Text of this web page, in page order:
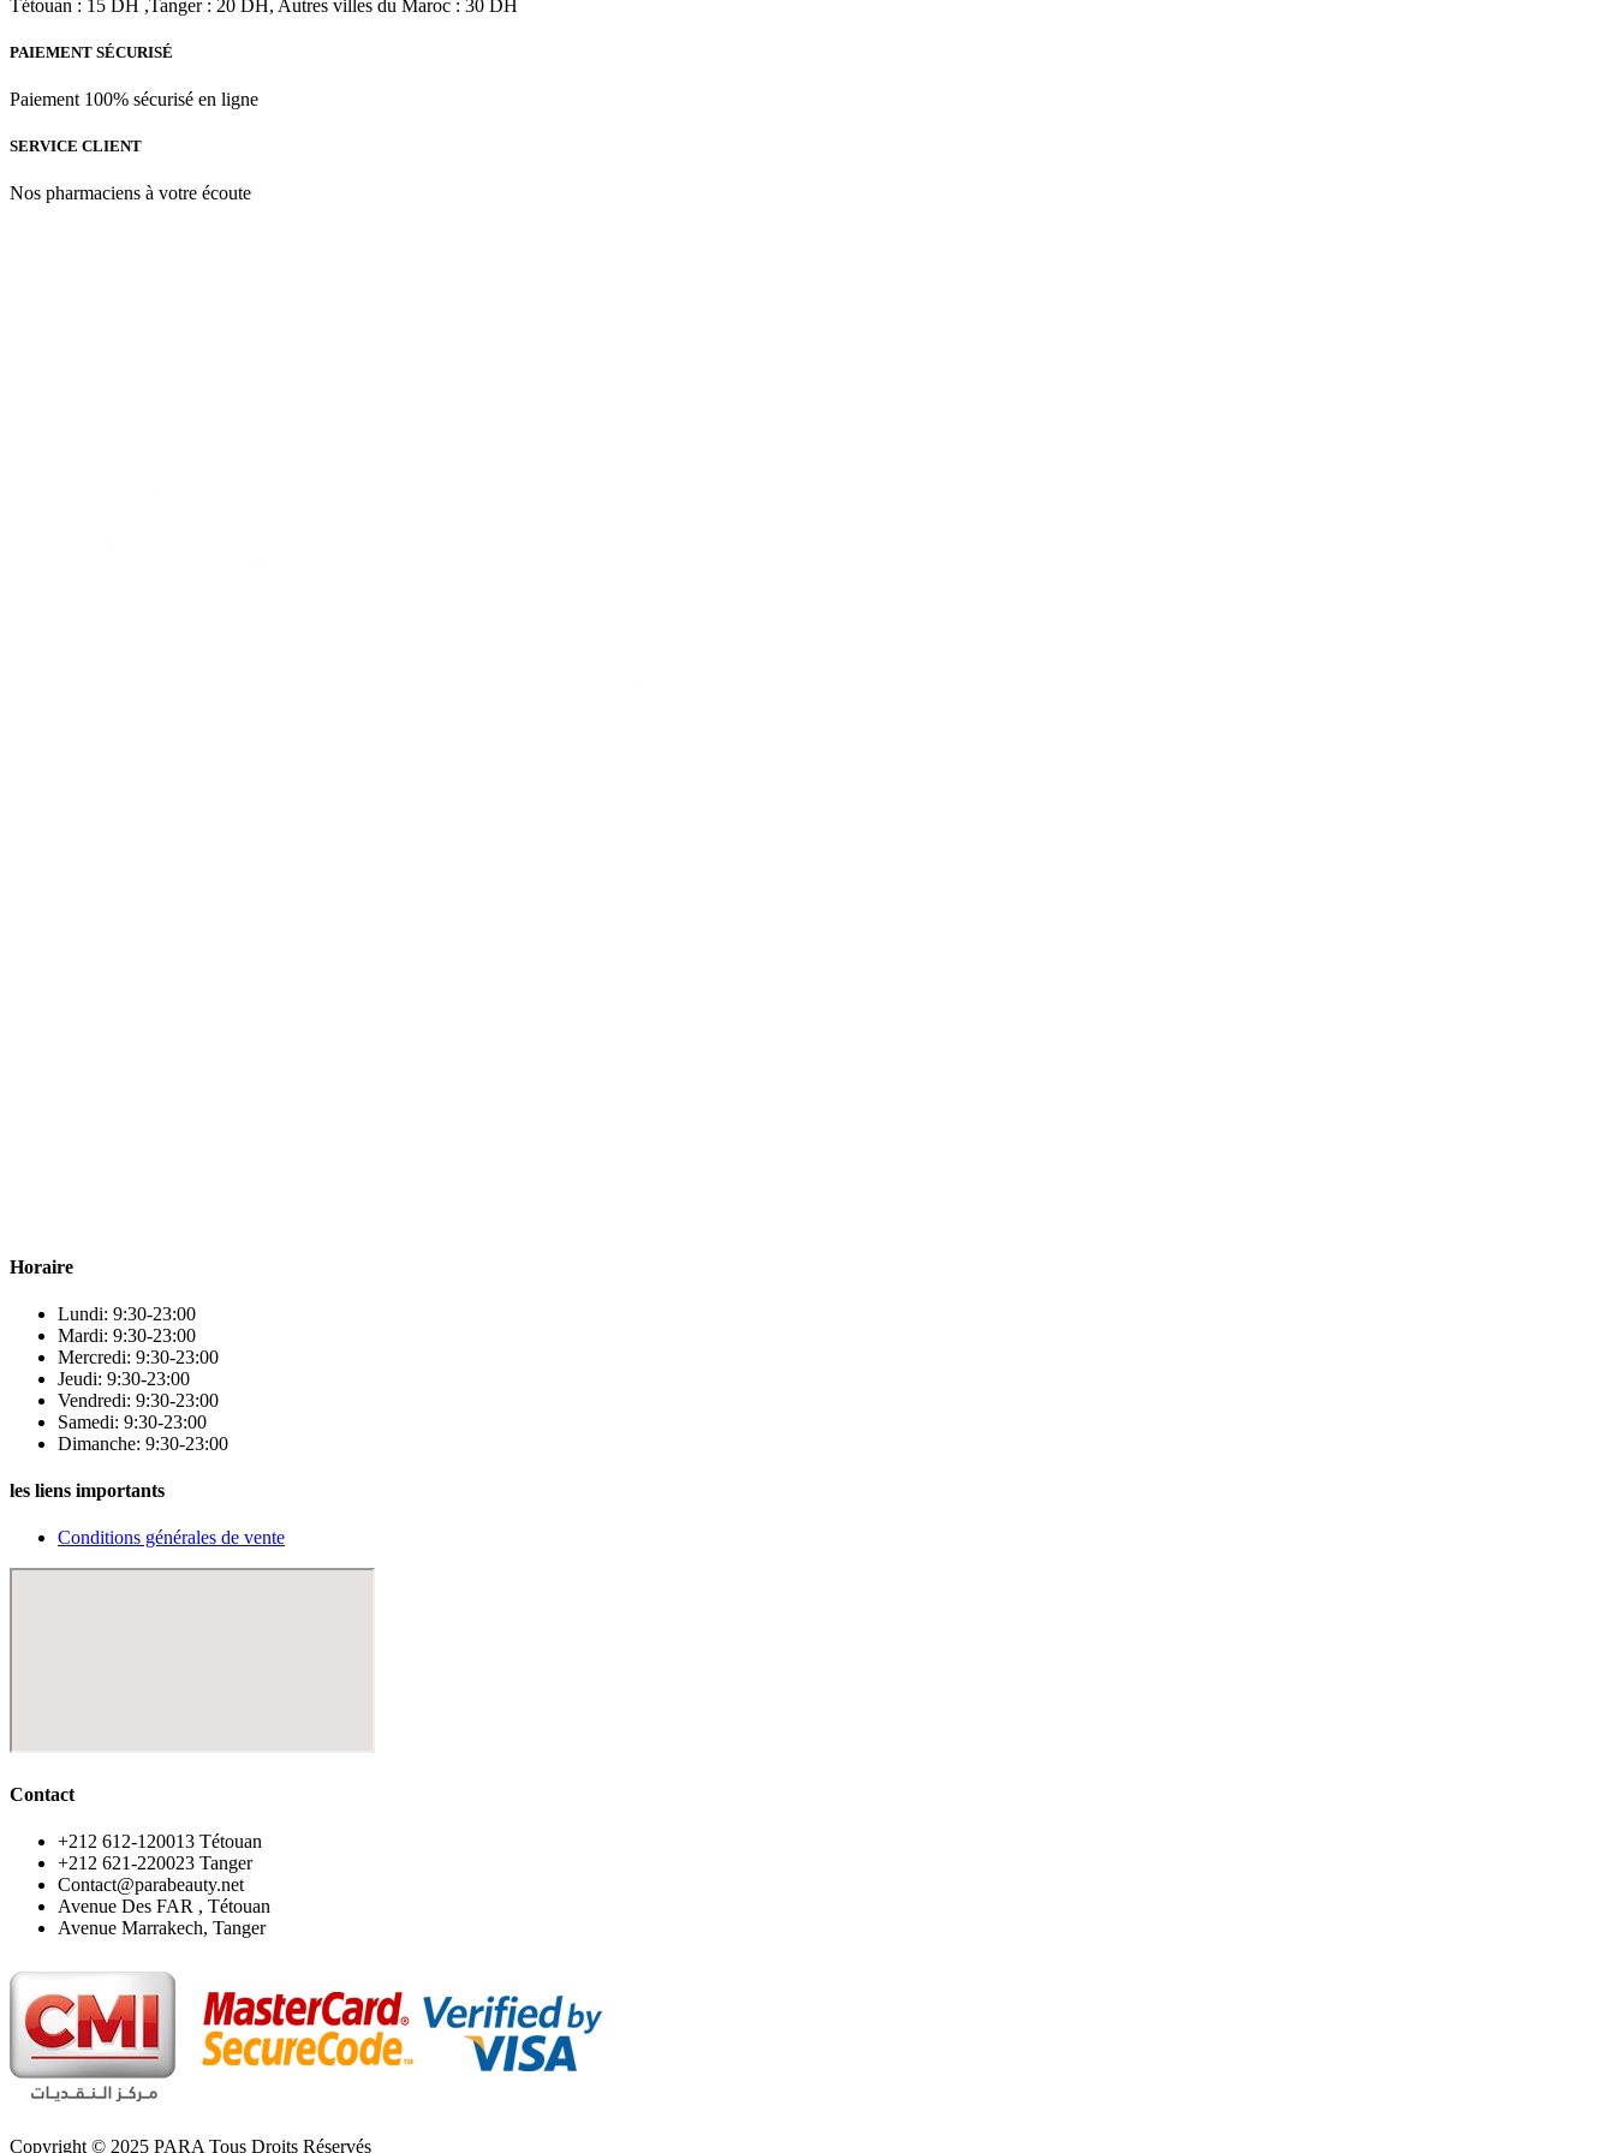
Tétouan : 15 DH ,Tanger : 20 DH, Autres villes du Maroc : 30 DH
PAIEMENT SÉCURISÉ
Paiement 100% sécurisé en ligne
SERVICE CLIENT
Nos pharmaciens à votre écoute
Horaire
Lundi: 9:30-23:00
Mardi: 9:30-23:00
Mercredi: 9:30-23:00
Jeudi: 9:30-23:00
Vendredi: 9:30-23:00
Samedi: 9:30-23:00
Dimanche: 9:30-23:00
les liens importants
Conditions générales de vente
Contact
‪+212 612-120013 Tétouan
‪+212 621-220023 Tanger
Contact@parabeauty.net
Avenue Des FAR , Tétouan
Avenue Marrakech, Tanger
Copyright © 2025 PARA Tous Droits Réservés